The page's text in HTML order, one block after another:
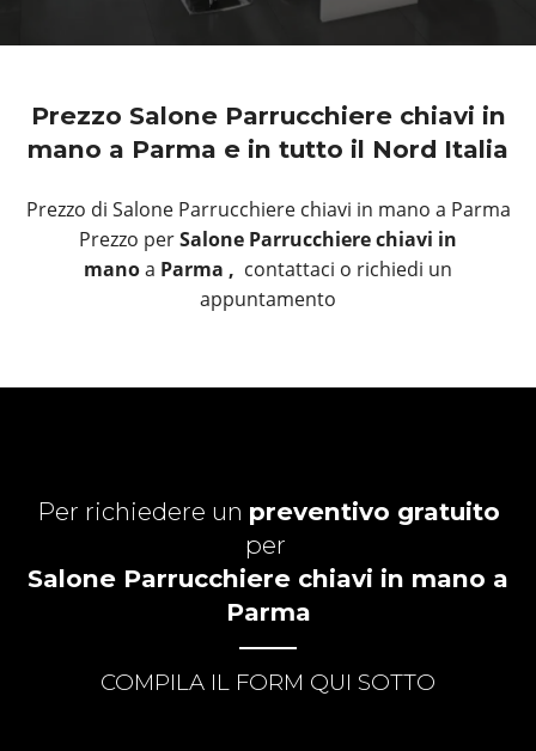
Prezzo Salone Parrucchiere chiavi in
mano a Parma e in tutto il Nord Italia
Prezzo di Salone Parrucchiere chiavi in mano a Parma
Prezzo perSalone Parrucchiere chiavi in
manoa Parma , contattaci o richiedi un
appuntamento
Per richiedere un preventivo gratuito
per
Salone Parrucchiere chiavi in mano a
Parma
COMPILA IL FORM QUI SOTTO